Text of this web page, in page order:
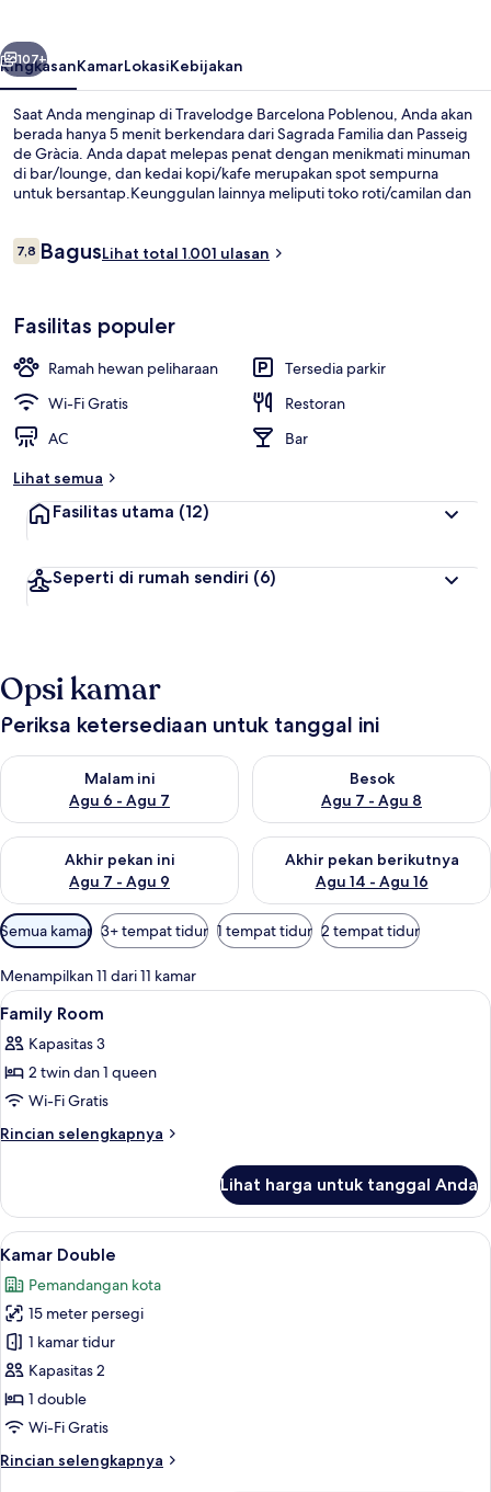
Berikutnya
107+
RingkasanKamarLokasiKebijakan
Saat Anda menginap di Travelodge Barcelona Poblenou, Anda akan
berada hanya 5 menit berkendara dari Sagrada Familia dan Passeig
de Gràcia. Anda dapat melepas penat dengan menikmati minuman
di bar/lounge, dan kedai kopi/kafe merupakan spot sempurna
untuk bersantap.Keunggulan lainnya meliputi toko roti/camilan dan
Poblenou berjarak 7 menit.
Ulasan
7,87,8 dari 10
BagusLihat total 1.001 ulasan
Fasilitas populer
Ramah hewan peliharaan
Tersedia parkir
Wi-Fi Gratis
Restoran
AC
Bar
Lihat semua
Fasilitas utama (12)
Seperti di rumah sendiri (6)
Opsi kamar
Periksa ketersediaan untuk tanggal ini
Malam ini
Agu 6 - Agu 7
Periksa ketersediaan untuk malam ini Agu 6 - Agu 7
Besok
Agu 7 - Agu 8
Periksa ketersediaan untuk
Akhir pekan ini
Agu 7 - Agu 9
Periksa ketersediaan untuk akhir pekan ini Agu 7 - Agu 9
Akhir pekan berikutnya
Agu 14 - Agu 16
Periksa ketersediaan untuk
Filter
tersedia
untuk
kamar
Semua kamar 3+ tempat tidur 1 tempat tidur 2 tempat tidur
Menampilkan 11 dari 11 kamar
Lihat
semua
foto
untuk
Family
Room
Seprai premium, selimut bulu
12
Family Room
Kapasitas 3
2 twin dan 1 queen
Wi-Fi Gratis
Rincian selengkapnya
Rincian
Family
Room
Lihat harga untuk tanggal Anda
Lihat
semua
foto
untuk
Kamar
Double
Kamar Double | Seprai premium,
20
Kamar Double
Pemandangan kota
15 meter persegi
1 kamar tidur
Kapasitas 2
1 double
Wi-Fi Gratis
Rincian selengkapnya
Rincian